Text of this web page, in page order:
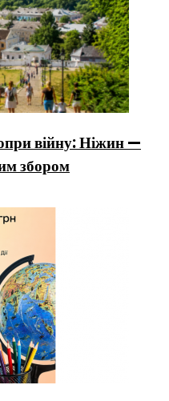
війну: Ніжин —
збором